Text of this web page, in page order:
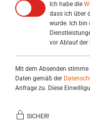
Ich habe die
dass ich über
wurde. Ich bin
vor Ablauf der
Mit dem Absenden
Daten gemäß der
Anfrage zu. Diese
SICHER!